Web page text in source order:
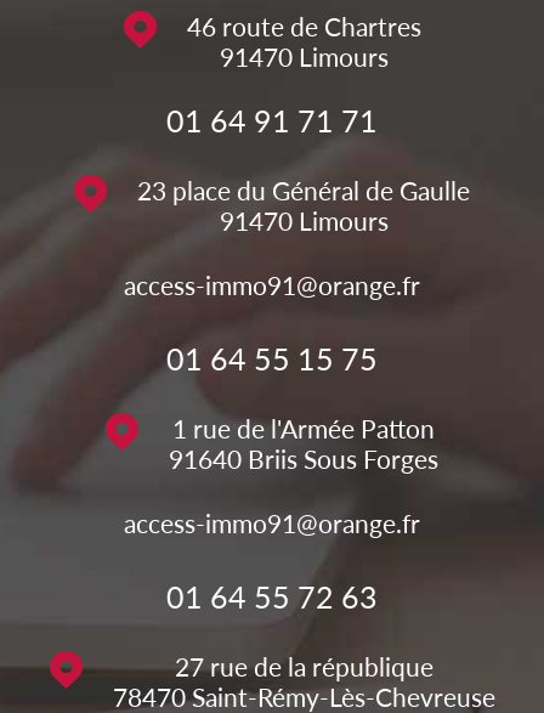
46 route de Chartres
91470 Limours
01 64 91 71 71
23 place du Général de Gaulle
91470 Limours
access-immo91@orange.fr
01 64 55 15 75
1 rue de l'Armée Patton
91640 Briis Sous Forges
access-immo91@orange.fr
01 64 55 72 63
27 rue de la république
78470 Saint-Rémy-Lès-Chevreuse